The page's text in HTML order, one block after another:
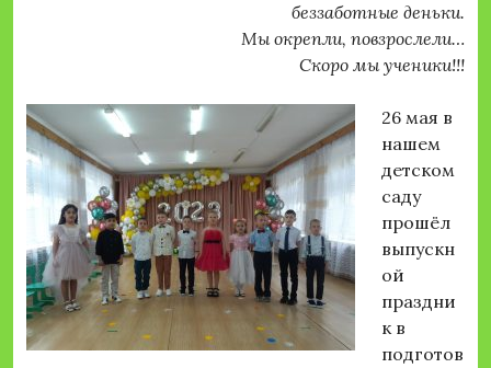
беззаботные деньки.
Мы окрепли, повзрослели…
Скоро мы ученики!!!
26 мая в
нашем
детском
саду
прошёл
выпускн
ой
праздни
к в
подготов